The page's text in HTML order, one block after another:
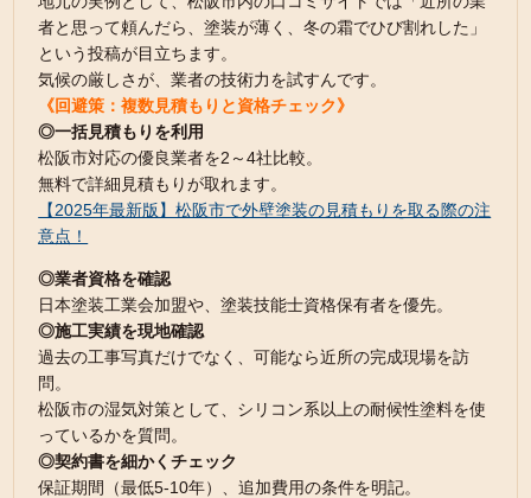
者と思って頼んだら、塗装が薄く、冬の霜でひび割れした」
という投稿が目立ちます。
気候の厳しさが、業者の技術力を試すんです。
《回避策：複数見積もりと資格チェック》
◎一括見積もりを利用
松阪市対応の優良業者を2～4社比較。
無料で詳細見積もりが取れます。
【2025年最新版】松阪市で外壁塗装の見積もりを取る際の注
意点！
◎業者資格を確認
日本塗装工業会加盟や、塗装技能士資格保有者を優先。
◎施工実績を現地確認
過去の工事写真だけでなく、可能なら近所の完成現場を訪
問。
松阪市の湿気対策として、シリコン系以上の耐候性塗料を使
っているかを質問。
◎契約書を細かくチェック
保証期間（最低5-10年）、追加費用の条件を明記。